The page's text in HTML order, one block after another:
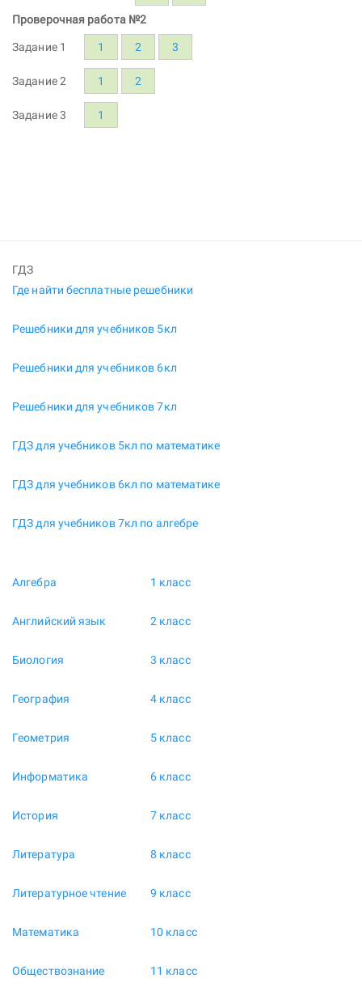
Проверочная работа №2
Задание 1 1 2 3
Задание 2 1 2
Задание 3 1
ГДЗ
Где найти бесплатные решебники
Решебники для учебников 5кл
Решебники для учебников 6кл
Решебники для учебников 7кл
ГДЗ для учебников 5кл по математике
ГДЗ для учебников 6кл по математике
ГДЗ для учебников 7кл по алгебре
Алгебра
Английский язык
Биология
География
Геометрия
Информатика
История
Литература
Литературное чтение
Математика
Обществознание
1 класс
2 класс
3 класс
4 класс
5 класс
6 класс
7 класс
8 класс
9 класс
10 класс
11 класс